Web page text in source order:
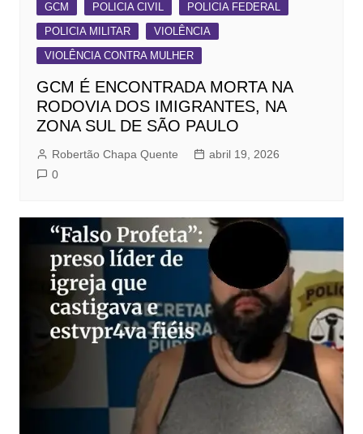
GCM POLICIA CIVIL
POLICIA FEDERAL
POLICIA MILITAR
VIOLÊNCIA
VIOLÊNCIA CONTRA MULHER
GCM É ENCONTRADA MORTA NA
RODOVIA DOS IMIGRANTES, NA
ZONA SUL DE SÃO PAULO
Robertão Chapa Quente
abril 19, 2026
0